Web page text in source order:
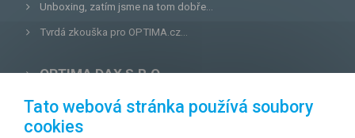
Unboxing, zatím jsme na tom dobře...
Tvrdá zkouška pro OPTIMA.cz...
OPTIMA DAX S.R.O.
Lazecká 46/3, 779 00Olomouc
Tato webová stránka používá soubory
cookies